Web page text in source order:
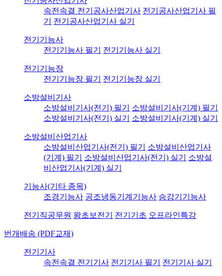
속전속결 전기공사산업기사 전기공사산업기사 필
기
전기공사산업기사 실기
전기기능사
전기기능사 필기
전기기능사 실기
전기기능장
전기기능장 필기
전기기능장 실기
소방설비기사
소방설비기사(전기) 필기
소방설비기사(기계) 필기
소방설비기사(전기) 실기
소방설비기사(기계) 실기
소방설비산업기사
소방설비산업기사(전기) 필기
소방설비산업기사
(기계) 필기
소방설비산업기사(전기) 실기
소방설
비산업기사(기계) 실기
기능사(기타 종목)
조경기능사 공조냉동기계기능사 승강기기능사
전기직공무원 왕초보전기 전기기초 오프라인특강
번개배송 (PDF교재)
전기기사
속전속결 전기기사 전기기사 필기 전기기사 실기